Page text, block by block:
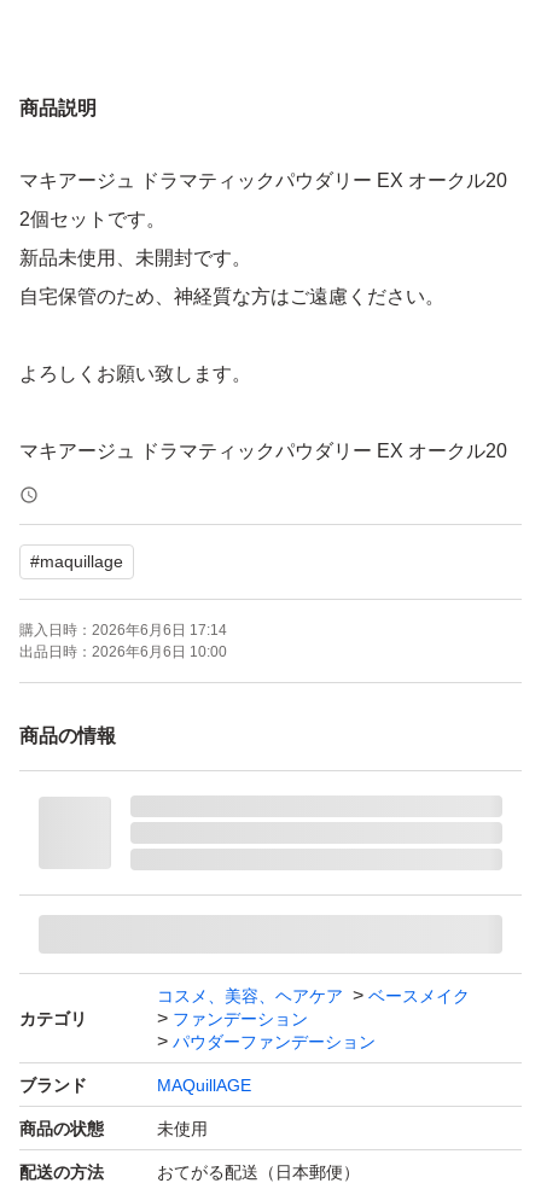
商品説明
マキアージュ ドラマティックパウダリー EX オークル20
2個セットです。
新品未使用、未開封です。
自宅保管のため、神経質な方はご遠慮ください。
よろしくお願い致します。
マキアージュ ドラマティックパウダリー EX オークル20
レフィル
ブランド：MAQuillAGE
#maquillage
購入日時： 2026年6月6日 17:14
出品日時： 2026年6月6日 10:00
商品の情報
カテゴリ
コスメ、美容、ヘアケア
ベースメイク
ファンデーション
パウダーファンデーション
ブランド MAQuillAGE
商品の状態 未使用
配送の方法 おてがる配送（日本郵便）